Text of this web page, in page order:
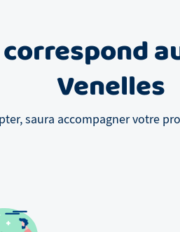
Venelles
saura accompagner votre